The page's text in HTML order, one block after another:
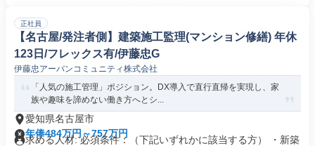
正社員
【名古屋/発注者側】建築施工監理(マンション修繕) 年休
123日/フレックス有/伊藤忠G
伊藤忠アーバンコミュニティ株式会社
「人気の施工管理」ポジション。DX導入で直行直帰を実現し、家
族や趣味を諦めない働き方へとシ...
愛知県名古屋市
年俸484万円～757万円
求める人材: 必須条件：（下記いずれかに該当する方） ・新築